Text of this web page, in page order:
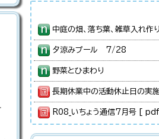
中庭の畑、落ち葉、雑草入れ作り
夕涼みプール 7/28
野菜とひまわり
長期休業中の活動休止日の
R08_いちょう通信7月号 [
夏休み前朝会